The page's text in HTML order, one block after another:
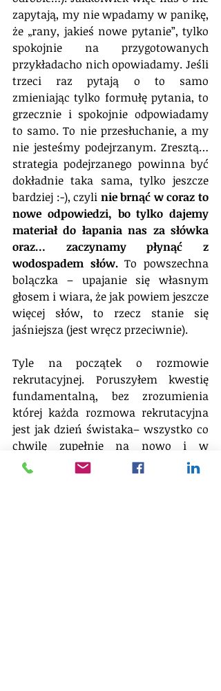
zapytają, my nie wpadamy w panikę,
że „rany, jakieś nowe pytanie”, tylko
spokojnie na przygotowanych
przykładacho nich opowiadamy. Jeśli
trzeci raz pytają o to samo
zmieniając tylko formułę pytania, to
grzecznie i spokojnie odpowiadamy
to samo. To nie przesłuchanie, a my
nie jesteśmy podejrzanym. Zresztą…
strategia podejrzanego powinna być
dokładnie taka sama, tylko jeszcze
bardziej :-), czyli nie brnąć w coraz to
nowe odpowiedzi, bo tylko dajemy
materiał do łapania nas za słówka
oraz… zaczynamy płynąć z
wodospadem słów. To powszechna
bolączka – upajanie się własnym
głosem i wiara, że jak powiem jeszcze
więcej słów, to rzecz stanie się
jaśniejsza (jest wręcz przeciwnie).
Tyle na początek o rozmowie
rekrutacyjnej. Poruszyłem kwestię
fundamentalną, bez zrozumienia
której każda rozmowa rekrutacyjna
jest jak dzień świstaka– wszystko co
chwilę zupełnie na nowo i w
nieprzewidywalny sposób. A wcale
przecież tak nie jest. Wsiadasz do